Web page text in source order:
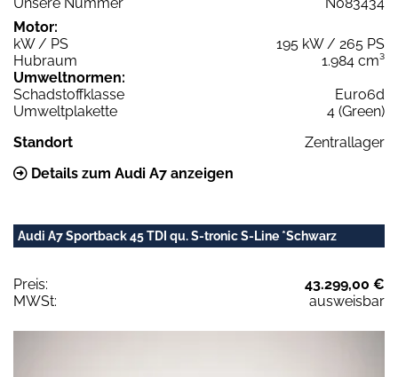
Motor:
kW / PS
195 kW / 265 PS
Hubraum
1.984 cm³
Umweltnormen:
Schadstoffklasse
Euro6d
Umweltplakette
4 (Green)
Standort
Zentrallager
Details zum Audi A7 anzeigen
Audi A7 Sportback 45 TDI qu. S-tronic S-Line *Schwarz
Preis:
43.299,00 €
MWSt:
ausweisbar